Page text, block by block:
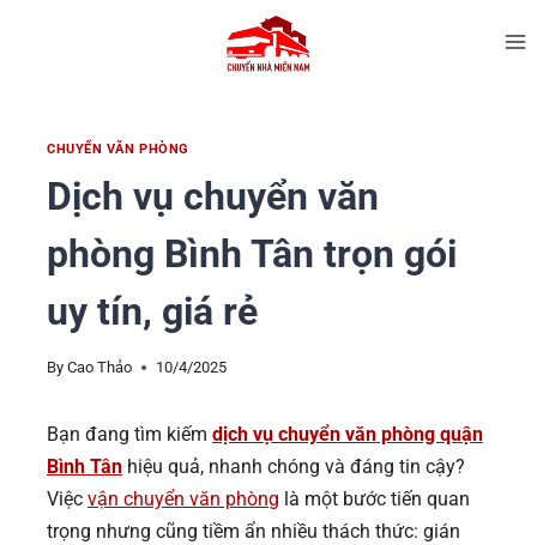
CHUYỂN VĂN PHÒNG
Dịch vụ chuyển văn
phòng Bình Tân trọn gói
uy tín, giá rẻ
By Cao Thảo 10/4/2025
Bạn đang tìm kiếm dịch vụ chuyển văn phòng quận
Bình Tân hiệu quả, nhanh chóng và đáng tin cậy?
Việc vận chuyển văn phòng là một bước tiến quan
trọng nhưng cũng tiềm ẩn nhiều thách thức: gián